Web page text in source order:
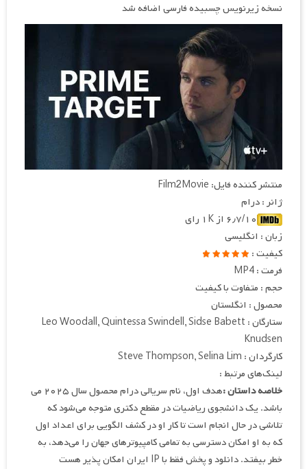
نسخه زیرنویس چسبیده فارسی اضافه شد
منتشر کننده فایل: Film2Movie
ژانر : درام
۶٫۷/۱۰ از ۱K رای
زبان : انگلیسی
کیفیت :
فرمت : MP4
حجم : متفاوت با کیفیت
محصول : انگلستان
ستارگان : Leo Woodall, Quintessa Swindell, Sidse Babett
Knudsen
کارگردان : Steve Thompson, Selina Lim
لینک‌های مرتبط :
خلاصه داستان :
هدف اول، نام سریالی درام محصول سال ۲۰۲۵ می
باشد. یک دانشجوی ریاضیات در مقطع دکتری متوجه می‌شود که
تلاشی در حال انجام است تا کار او در کشف الگویی برای اعداد اول
که به او امکان دسترسی به تمامی کامپیوترهای جهان را می‌دهد، به
خطر بیفتد. دانلود و پخش فقط با IP ایران امکان پذیر هست